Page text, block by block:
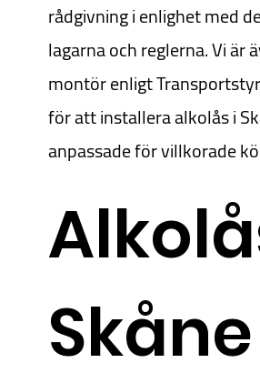
rådgivning i enlighet med
lagarna och reglerna. Vi är
montör enligt
för att installera alkolås i
anpassade för villkorade
Skåne